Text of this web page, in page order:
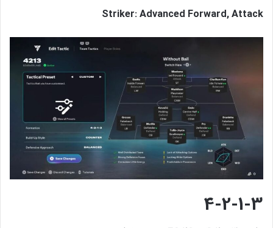
Striker: Advanced Forward, Attack
4-2-1-3